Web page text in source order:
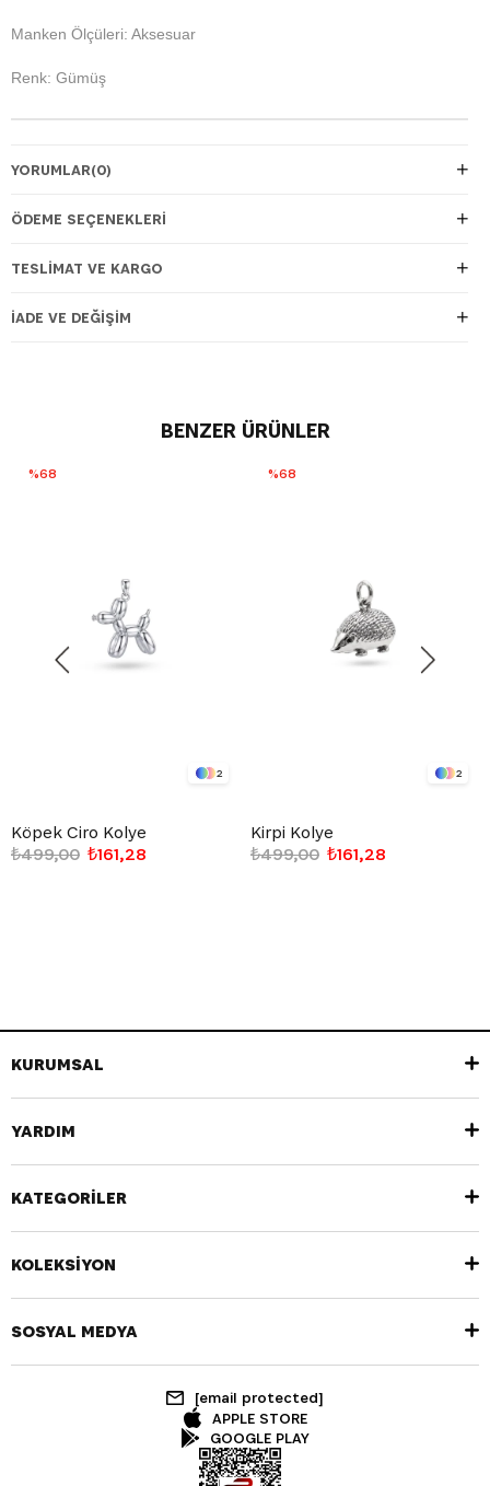
Manken Ölçüleri: Aksesuar
Renk: Gümüş
YORUMLAR(0)
ÖDEME SEÇENEKLERI
TESLIMAT VE KARGO
İADE VE DEĞIŞIM
BENZER ÜRÜNLER
2
Köpek Ciro Kolye
₺161,28
₺499,00
%68
2
Kirpi Kolye
₺161,28
₺499,00
%68
KURUMSAL
YARDIM
KATEGORİLER
KOLEKSİYON
SOSYAL MEDYA
[email protected]
APPLE STORE
GOOGLE PLAY